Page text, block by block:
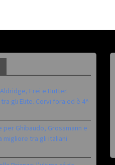
Frei e Hutter.
gli Elite. Corvi fora ed è 4^
per Ghibaudo, Grossmann e
migliore tra gli italiani